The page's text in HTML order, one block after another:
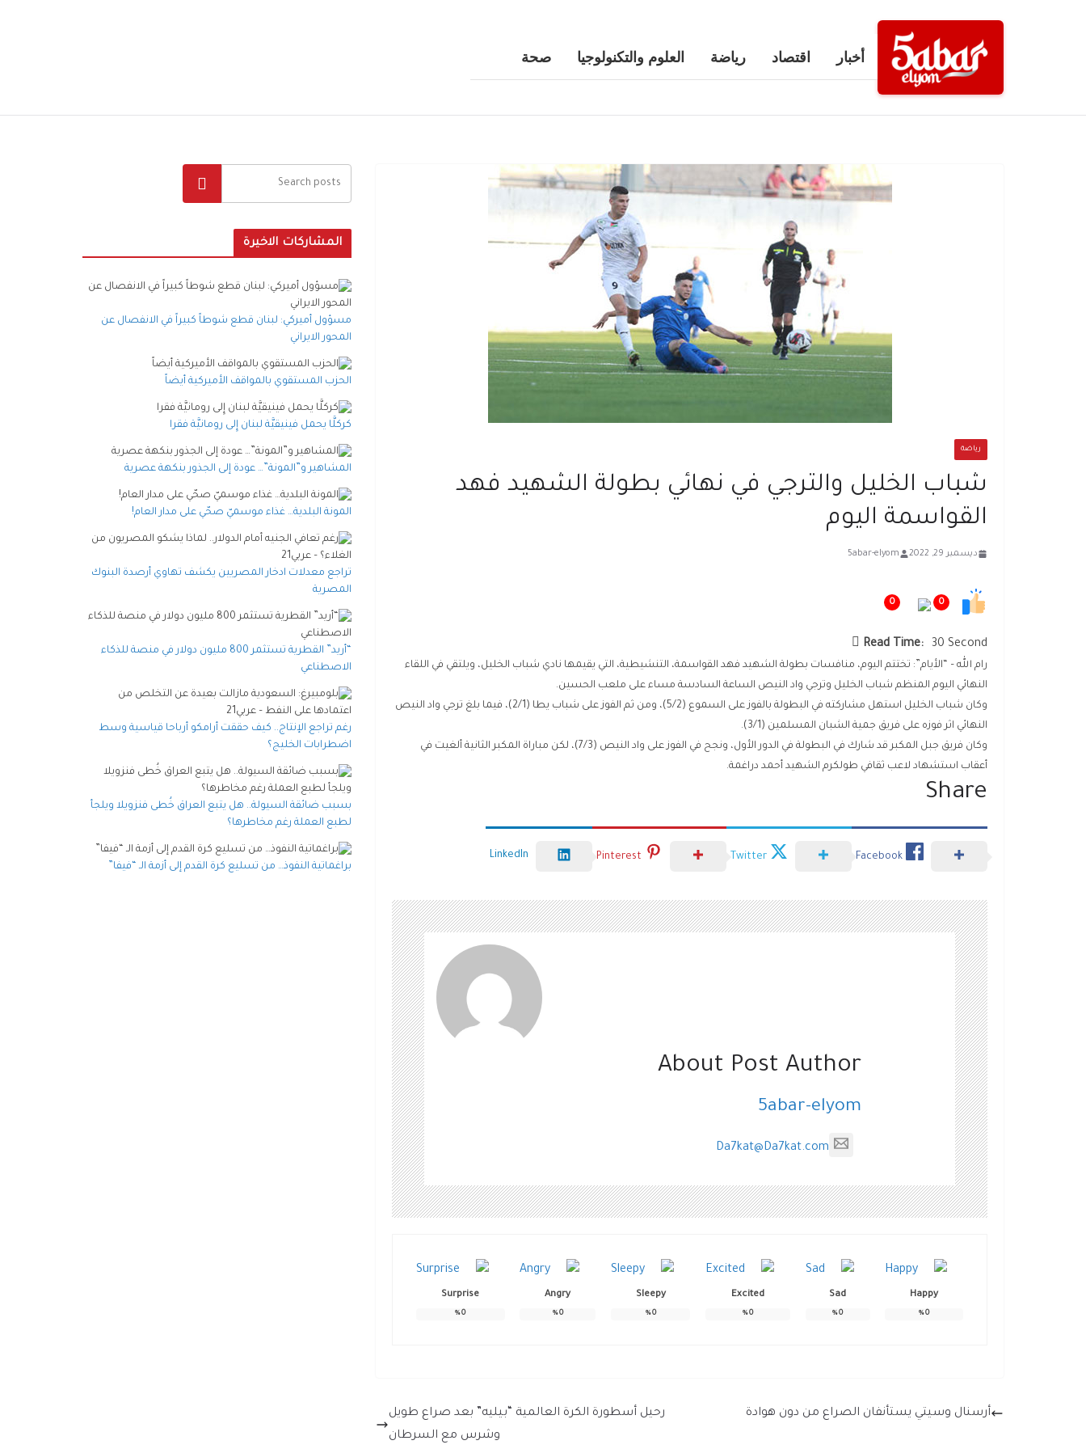
أخبار اقتصاد رياضة العلوم والتكنولوجيا صحة
رياضة
شباب الخليل والترجي في نهائي بطولة الشهيد فهد
القواسمة اليوم
ديسمبر 29, 2022 5abar-elyom
0
0
Read Time: 30 Second
رام الله – “الأيام”: تختتم اليوم، منافسات بطولة الشهيد فهد القواسمة، التنشيطية، التي يقيمها نادي شباب الخليل، ويلتقي في اللقاء
النهائي اليوم المنظم شباب الخليل وترجي واد النيص الساعة السادسة مساء على ملعب الحسين.
وكان شباب الخليل استهل مشاركته في البطولة بالفوز على السموع (5/2)، ومن ثم الفوز على شباب يطا (2/1)، فيما بلغ ترجي واد النيص
النهائي اثر فوزه على فريق جمية الشبان المسلمين (3/1).
وكان فريق جبل المكبر قد شارك في البطولة في الدور الأول، ونجح في الفوز على واد النيص (7/3)، لكن مباراة المكبر الثانية ألغيت في
أعقاب استشهاد لاعب ثقافي طولكرم الشهيد أحمد دراغمة.
Share
Facebook
Twitter
Pinterest
LinkedIn
About Post Author
5abar-elyom
Da7kat@Da7kat.com
Happy
0
%
Sad
0
%
Excited
0
%
Sleepy
0
%
Angry
0
%
Surprise
0
%
أرسنال وسيتي يستأنفان الصراع من دون هوادة
رحيل أسطورة الكرة العالمية “بيليه” بعد صراع طويل
وشرس مع السرطان
المشاركات الاخيرة
مسؤول أميركي: لبنان قطع شوطاً كبيراً في الانفصال عن
المحور الايراني
الحزب المستقوي بالمواقف الأميركية أيضاً
كركلَّا يحمل فينيقيَّة لبنان إِلى رومانيَّة فقرا
المشاهير و”المونة”… عودة إلى الجذور بنكهة عصرية
المونة البلدية… غذاء موسميّ صحّي على مدار العام!
تراجع معدلات ادخار المصريين يكشف تهاوي أرصدة البنوك
المصرية
“أريد” القطرية تستثمر 800 مليون دولار في منصة للذكاء
الاصطناعي
رغم تراجع الإنتاج.. كيف حققت أرامكو أرباحا قياسية وسط
اضطرابات الخليج؟
بسبب ضائقة السيولة.. هل يتبع العراق خُطى فنزويلا ويلجأ
لطبع العملة رغم مخاطرها؟
براغماتية النفوذ… من تسليع كرة القدم إلى أزمة الـ “فيفا”